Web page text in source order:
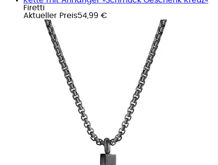
Firetti
Aktueller Preis54,99 €